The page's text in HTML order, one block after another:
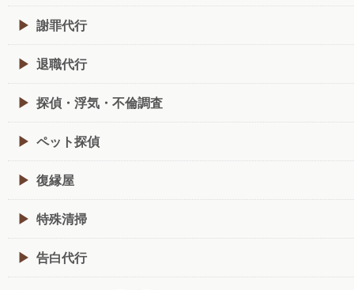
謝罪代行
退職代行
探偵・浮気・不倫調査
ペット探偵
復縁屋
特殊清掃
告白代行